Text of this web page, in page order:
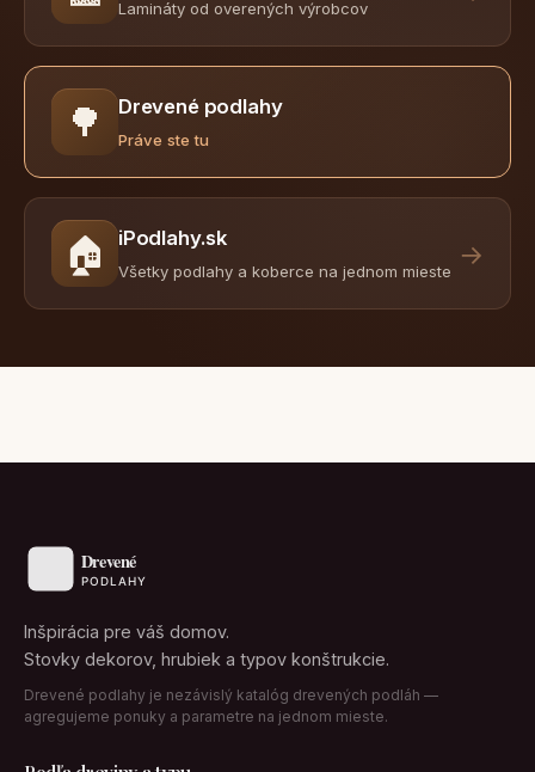
Lamináty od overených výrobcov
🌳 Drevené podlahy
Práve ste tu
🏠 iPodlahy.sk
Všetky podlahy a koberce na jednom mieste
→
Inšpirácia pre váš domov.
Stovky dekorov, hrubiek a typov konštrukcie.
Drevené podlahy je nezávislý katalóg drevených podláh —
agregujeme ponuky a parametre na jednom mieste.